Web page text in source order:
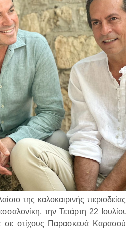
της καλοκαιρινής
την Τετάρτη 22
σε στίχους Παρασκευά